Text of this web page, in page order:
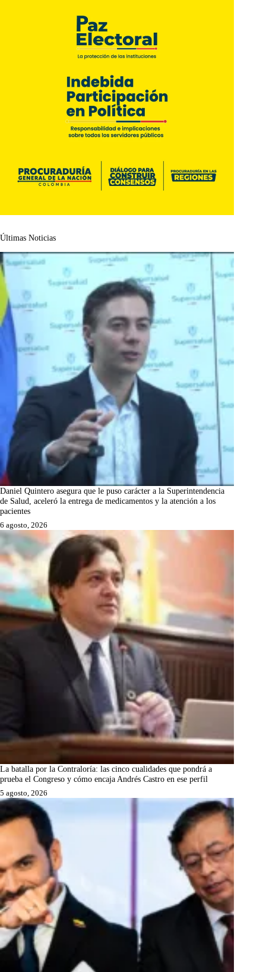
Últimas Noticias
Daniel Quintero asegura que le puso carácter a la Superintendencia
de Salud, aceleró la entrega de medicamentos y la atención a los
pacientes
6 agosto, 2026
La batalla por la Contraloría: las cinco cualidades que pondrá a
prueba el Congreso y cómo encaja Andrés Castro en ese perfil
5 agosto, 2026